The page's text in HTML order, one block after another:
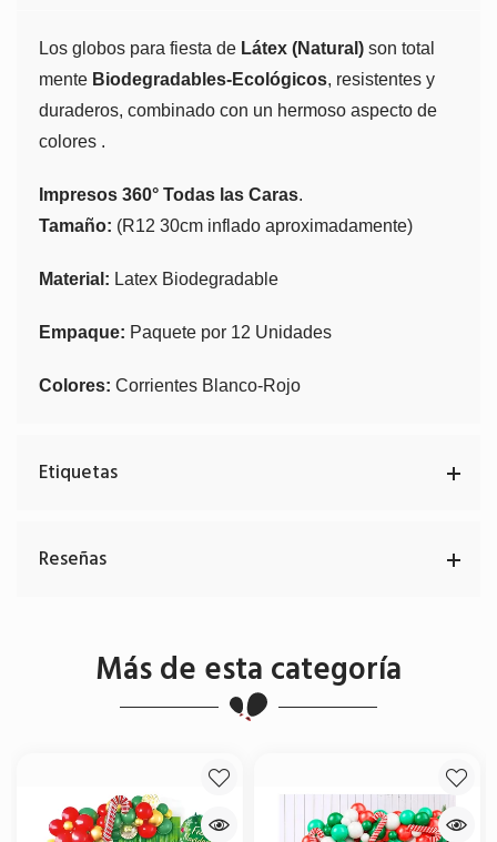
Los globos para fiesta de Látex (Natural) son total
mente Biodegradables-Ecológicos, resistentes y
duraderos, combinado con un hermoso aspecto de
colores .
Impresos 360° Todas las Caras.
Tamaño: (R12 30cm inflado aproximadamente)
Material: Latex Biodegradable
Empaque: Paquete por 12 Unidades
Colores: Corrientes Blanco-Rojo
Etiquetas
Reseñas
Más de esta categoría